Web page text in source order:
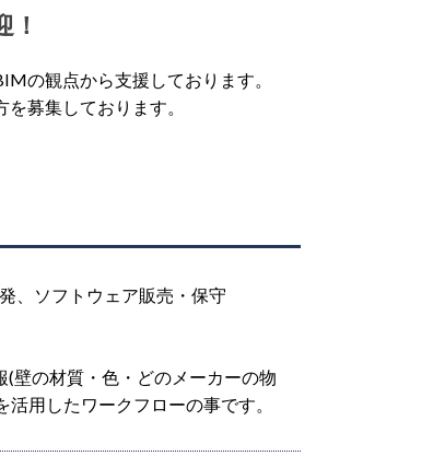
の観点から支援しております。
募集しております。
、ソフトウェア販売・保守
壁の材質・色・どのメーカーの物
用したワークフローの事です。